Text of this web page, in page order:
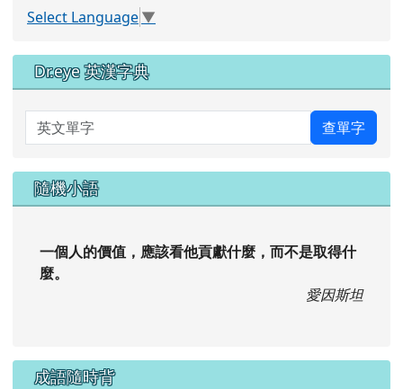
Select Language▼
Dr.eye 英漢字典
英文單字 查單字
隨機小語
一個人的價值，應該看他貢獻什麼，而不是取得什
麼。
愛因斯坦
成語隨時背